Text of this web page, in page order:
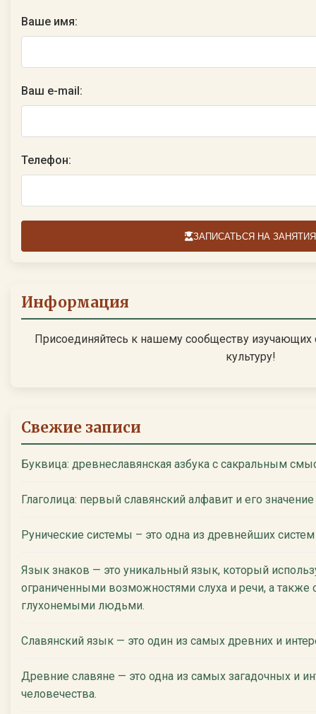
Ваше имя:
Ваш e-mail:
Телефон:
ЗАПИСАТЬСЯ НА ЗАНЯТИЯ
Информация
Присоединяйтесь к нашему сообществу изучающих
культуру!
Свежие записи
Буквица: древнеславянская азбука с сакральным
Глаголица: первый славянский алфавит и его
Рунические системы – это одна из древнейших
Язык знаков — это уникальный язык, который
ограниченными возможностями слуха и речи, а также
глухонемыми людьми.
Славянский язык — это один из самых древних и
Древние славяне — это одна из самых загадочных и
человечества.